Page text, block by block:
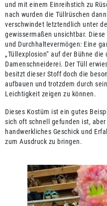
und mit einem Einreihstich zu
nach wurden die Tüllrüschen
verschwindet letztendlich unter
gewissermaßen unsichtbar.
und Durchhaltevermögen: Eine
„Tüllexplosion“ auf der Bühne
Damenschneiderei. Der Tüll
besitzt dieser Stoff doch die
aufbauen und trotzdem durch
Leichtigkeit zeigen zu können.
Dieses Kostüm ist ein gutes
sich oft schnell gefunden ist,
handwerkliches Geschick und
zum Ausdruck zu bringen.